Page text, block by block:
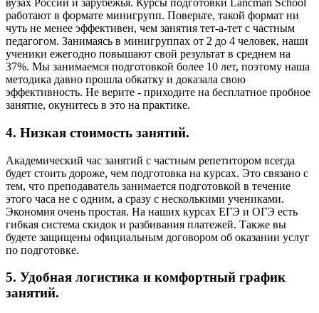
вузах России и зарубежья. Курсы подготовки Lancman School
работают в формате минигрупп. Поверьте, такой формат ни
чуть не менее эффективен, чем занятия тет-а-тет с частным
педагогом. Занимаясь в минигруппах от 2 до 4 человек, наши
ученики ежегодно повышают свой результат в среднем на
37%. Мы занимаемся подготовкой более 10 лет, поэтому наша
методика давно прошла обкатку и доказала свою
эффективность. Не верите - приходите на бесплатное пробное
занятие, окунитесь в это на практике.
4. Низкая стоимость занятий.
Академический час занятий с частным репетитором всегда
будет стоить дороже, чем подготовка на курсах. Это связано с
тем, что преподаватель занимается подготовкой в течение
этого часа не с одним, а сразу с несколькими учениками.
Экономия очень простая. На наших курсах ЕГЭ и ОГЭ есть
гибкая система скидок и разбивания платежей. Также вы
будете защищены официальным договором об оказании услуг
по подготовке.
5. Удобная логистика и комфортный график
занятий.